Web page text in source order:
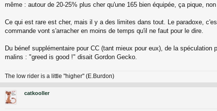
a
même : autour de 20-25% plus cher qu'une 165 bien équipée, ça pique,
Ce qui est rare est cher, mais il y a des limites dans tout. Le paradoxe,
commande vont s'arracher en moins de temps qu'il ne faut pour le dire.
Du bénef supplémentaire pour CC (tant mieux pour eux), de la spéculation
malins : "greed is good !" disait Gordon Gecko.
The low rider is a little "higher" (E.Burdon)
catkooller